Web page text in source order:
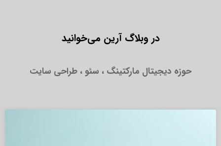
در وبلاگ آرین می‌خوانید
حوزه دیجیتال مارکتینگ ، سئو ، طراحی سایت